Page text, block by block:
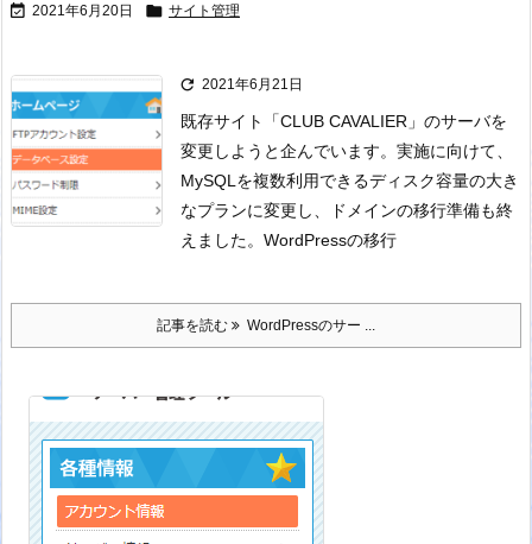
 2021年6月20日  サイト管理
 2021年6月21日
既存サイト「CLUB CAVALIER」のサーバを
変更しようと企んでいます。 実施に向けて、
MySQLを複数利用できるディスク容量の大き
なプランに変更し、ドメインの移行準備も終
えました。 WordPressの移行
記事を読む WordPressのサー ...